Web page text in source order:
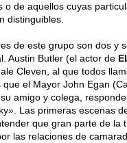
o de aquellos cuyas
distinguibles.
de este grupo son dos y
Austin Butler (el actor de
Cleven, al que todos
que el Mayor John Egan
amigo y colega,
Las primeras escenas
que gran parte de la
las relaciones de